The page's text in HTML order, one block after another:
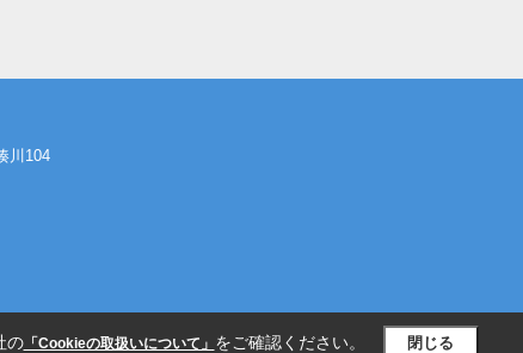
川104
の「Cookieの取扱いについて」 をご確認ください。 閉じる